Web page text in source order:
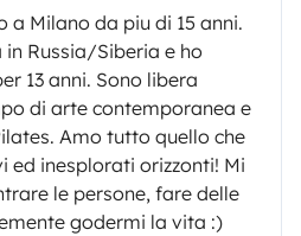
a Milano da piu di 15 anni.
Russia/Siberia e ho
13 anni. Sono libera
di arte contemporanea e
Amo tutto quello che
ed inesplorati orizzonti! Mi
le persone, fare delle
godermi la vita :)